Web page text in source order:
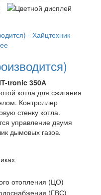
tronic 350А
котла для сжигания
Контроллер
стенку котла.
управление двумя
дымовых газов.